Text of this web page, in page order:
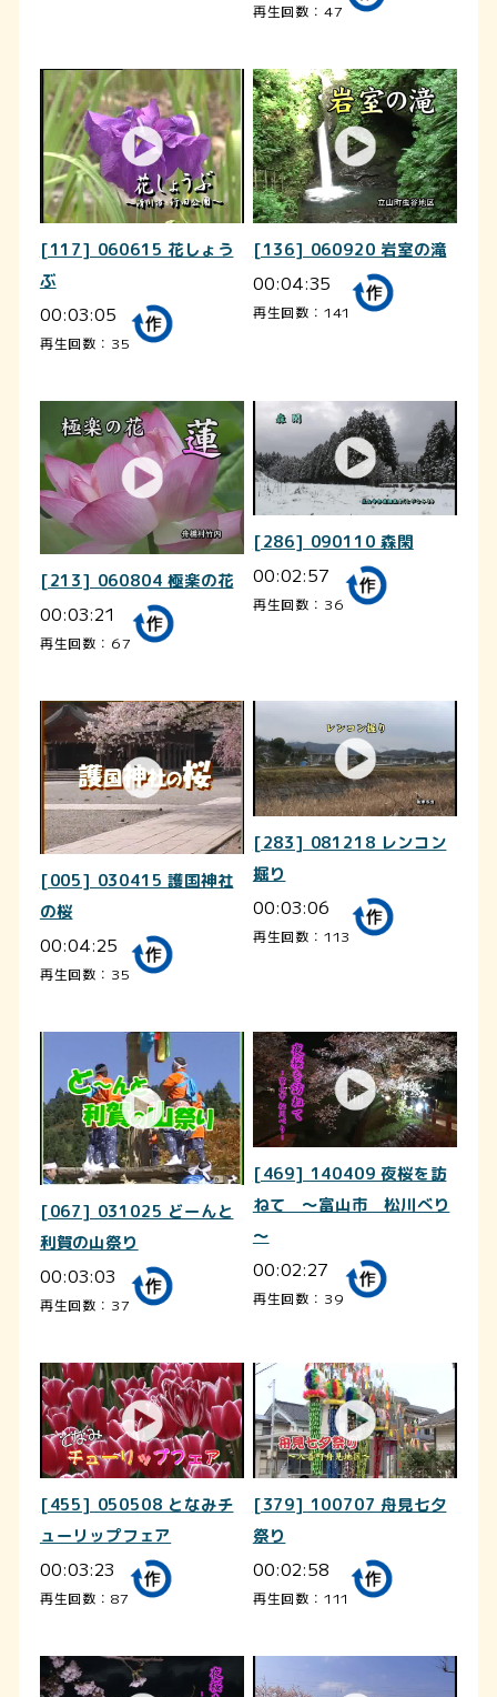
再生回数：47
[117] 060615 花しょう
ぶ
00:03:05
再生回数：35
[136] 060920 岩室の滝
00:04:35
再生回数：141
[213] 060804 極楽の花
00:03:21
再生回数：67
[286] 090110 森閑
00:02:57
再生回数：36
[005] 030415 護国神社
の桜
00:04:25
再生回数：35
[283] 081218 レンコン
掘り
00:03:06
再生回数：113
[067] 031025 どーんと
利賀の山祭り
00:03:03
再生回数：37
[469] 140409 夜桜を訪
ねて ～富山市 松川べり
～
00:02:27
再生回数：39
[455] 050508 となみチ
ューリップフェア
00:03:23
再生回数：87
[379] 100707 舟見七夕
祭り
00:02:58
再生回数：111